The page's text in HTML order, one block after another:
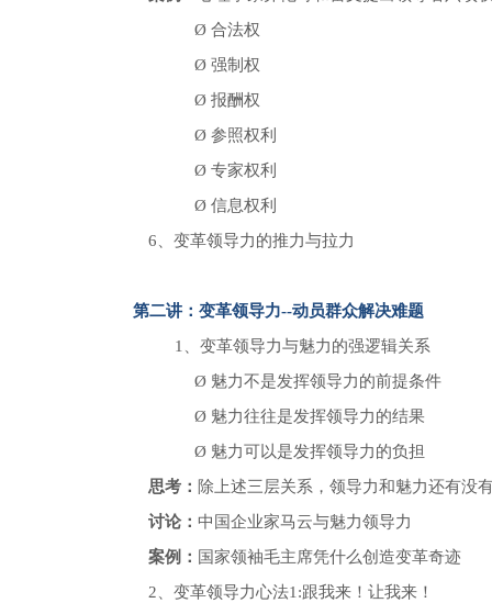
Ø 合法权
Ø 强制权
Ø 报酬权
Ø 参照权利
Ø 专家权利
Ø 信息权利
6、变革领导力的推力与拉力
第二讲：变革领导力--动员群众解决难题
1、 变革领导力与魅力的强逻辑关系
Ø 魅力不是发挥领导力的前提条件
Ø 魅力往往是发挥领导力的结果
Ø 魅力可以是发挥领导力的负担
思考： 除上述三层关系，领导力和魅力还有没
讨论： 中国企业家马云与魅力领导力
案例： 国家领袖毛主席凭什么创造变革奇迹
2、变革领导力心法1:跟我来！让我来！